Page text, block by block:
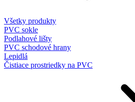
Všetky produkty
PVC sokle
Podlahové lišty
PVC schodové hrany
Lepidlá
Čistiace prostriedky na PVC